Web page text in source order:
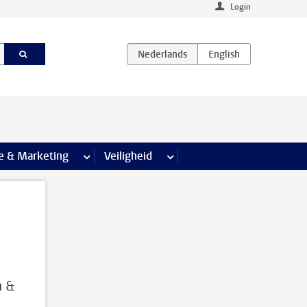
Login
& Marketing meer Communicatie & Marketing pagina’s
Veiligheid meer Veiligheid pagina’s
&